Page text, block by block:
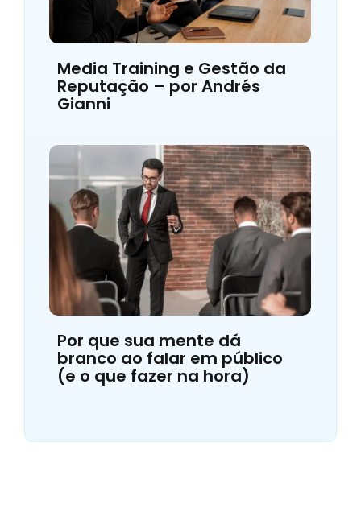
Media Training e Gestão da
Reputação – por Andrés
Gianni
Por que sua mente dá
branco ao falar em público
(e o que fazer na hora)